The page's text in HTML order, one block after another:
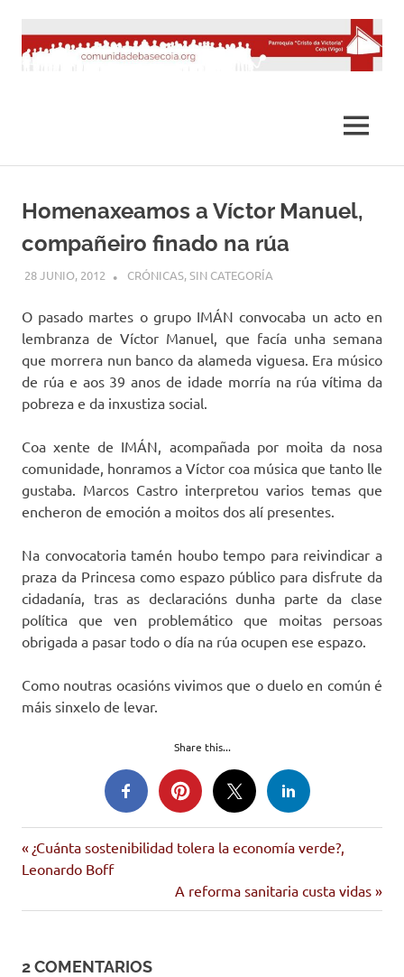
contenido
MENÚ
Homenaxeamos a Víctor Manuel,
compañeiro finado na rúa
28 JUNIO, 2012 DESARROLLO
CRÓNICAS,SIN CATEGORÍA
O pasado martes o grupo IMÁN convocaba un acto en
lembranza de Víctor Manuel, que facía unha semana
que morrera nun banco da alameda viguesa. Era músico
de rúa e aos 39 anos de idade morría na rúa vítima da
pobreza e da inxustiza social.
Coa xente de IMÁN, acompañada por moita da nosa
comunidade, honramos a Víctor coa música que tanto lle
gustaba. Marcos Castro interpretou varios temas que
encheron de emoción a moitos dos alí presentes.
Na convocatoria tamén houbo tempo para reivindicar a
praza da Princesa como espazo público para disfrute da
cidadanía, tras as declaracións dunha parte da clase
política que ven problemático que moitas persoas
obrigada a pasar todo o día na rúa ocupen ese espazo.
Como noutras ocasións vivimos que o duelo en común é
máis sinxelo de levar.
Share this...
morte
fogar
Navegación
Entrada
anterior:
¿Cuánta sostenibilidad tolera la economía verde?,
Leonardo Boff
Siguiente
entrada:
A reforma sanitaria custa vidas
2 COMENTARIOS